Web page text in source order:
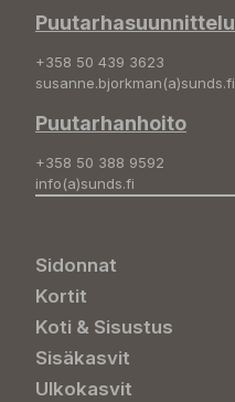
Puutarhasuunnittelu
+358 50 439 3623
susanne.bjorkman(a)sunds.fi
Puutarhanhoito
+358 50 388 9592
info(a)sunds.fi
Sidonnat
Kortit
Koti & Sisustus
Sisäkasvit
Ulkokasvit